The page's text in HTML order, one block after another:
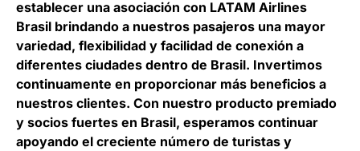
establecer una asociación con LATAM Airlines
Brasil brindando a nuestros pasajeros una mayor
variedad, flexibilidad y facilidad de conexión a
diferentes ciudades dentro de Brasil. Invertimos
continuamente en proporcionar más beneficios a
nuestros clientes. Con nuestro producto premiado
y socios fuertes en Brasil, esperamos continuar
apoyando el creciente número de turistas y